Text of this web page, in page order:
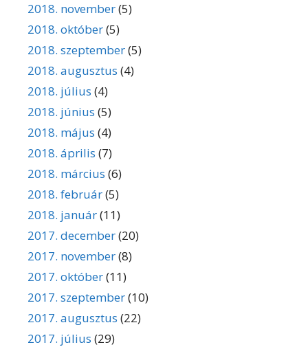
2018. november(5)
2018. október(5)
2018. szeptember(5)
2018. augusztus (4)
2018. július (4)
2018. június (5)
2018. május (4)
2018. április (7)
2018. március (6)
2018. február(5)
2018. január(11)
2017. december(20)
2017. november(8)
2017. október(11)
2017. szeptember(10)
2017. augusztus (22)
2017. július (29)